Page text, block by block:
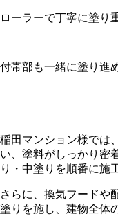
ローラーで丁寧に塗り
付帯部も一緒に塗り進
稲田マンション様では
い、塗料がしっかり密
り・中塗りを順番に施
さらに、換気フードや
塗りを施し、建物全体